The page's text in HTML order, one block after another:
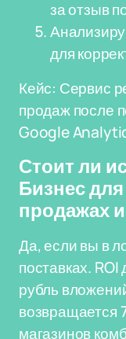
за отзыв
для
Кейс: Сервис
продаж после
Google
Стоит ли
Бизнес
продажах
Да, если вы в
поставках.
рубль
возвращается
магазинов